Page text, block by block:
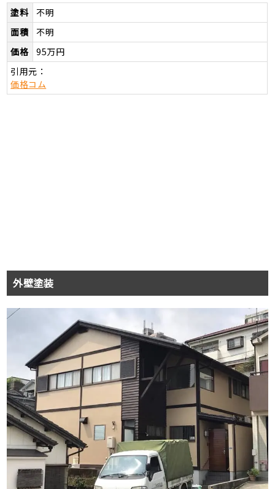
塗料
不明
面積
不明
価格
95万円
引用元：
価格コム
外壁塗装